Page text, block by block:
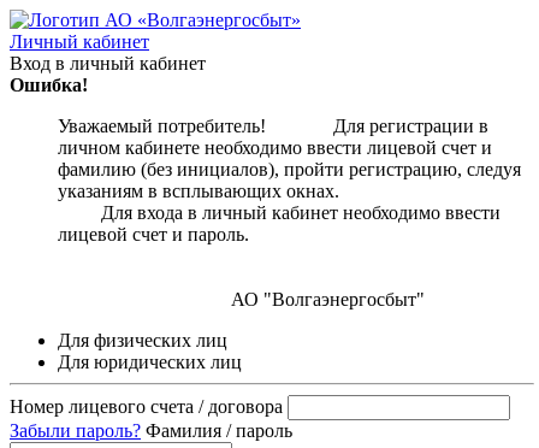
Личный кабинет
Вход в личный кабинет
Ошибка!
Уважаемый потребитель! Для регистрации в
личном кабинете необходимо ввести лицевой счет и
фамилию (без инициалов), пройти регистрацию, следуя
указаниям в всплывающих окнах.
Для входа в личный кабинет необходимо ввести
лицевой счет и пароль.
АО "Волгаэнергосбыт"
Для физических лиц
Для юридических лиц
Номер лицевого счета / договора
Забыли пароль? Фамилия / пароль